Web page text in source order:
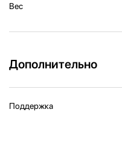
Вес
Дополнительно
Поддержка